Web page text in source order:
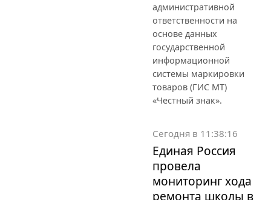
административной
ответственности на
основе данных
государственной
информационной
системы маркировки
товаров (ГИС МТ)
«Честный знак».
Сегодня в 11:38:16
Единая Россия
провела
мониторинг хода
ремонта школы в